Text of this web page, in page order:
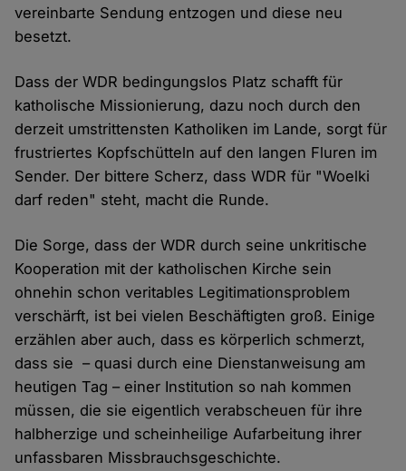
vereinbarte Sendung entzogen und diese neu
besetzt.
Dass der WDR bedingungslos Platz schafft für
katholische Missionierung, dazu noch durch den
derzeit umstrittensten Katholiken im Lande, sorgt für
frustriertes Kopfschütteln auf den langen Fluren im
Sender. Der bittere Scherz, dass WDR für "Woelki
darf reden" steht, macht die Runde.
Die Sorge, dass der WDR durch seine unkritische
Kooperation mit der katholischen Kirche sein
ohnehin schon veritables Legitimationsproblem
verschärft, ist bei vielen Beschäftigten groß. Einige
erzählen aber auch, dass es körperlich schmerzt,
dass sie – quasi durch eine Dienstanweisung am
heutigen Tag – einer Institution so nah kommen
müssen, die sie eigentlich verabscheuen für ihre
halbherzige und scheinheilige Aufarbeitung ihrer
unfassbaren Missbrauchsgeschichte.